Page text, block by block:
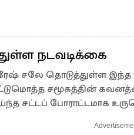
நடவடிக்கை
சலே தொடுத்துள்ள இந்த
சமூகத்தின்
சட்டப் போராட்டமாக